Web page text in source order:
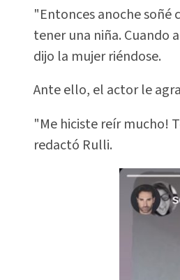
"Entonces anoche soñé
tener una niña. Cuando
dijo la mujer riéndose.
Ante ello, el actor le
"Me hiciste reír mucho!
redactó Rulli.